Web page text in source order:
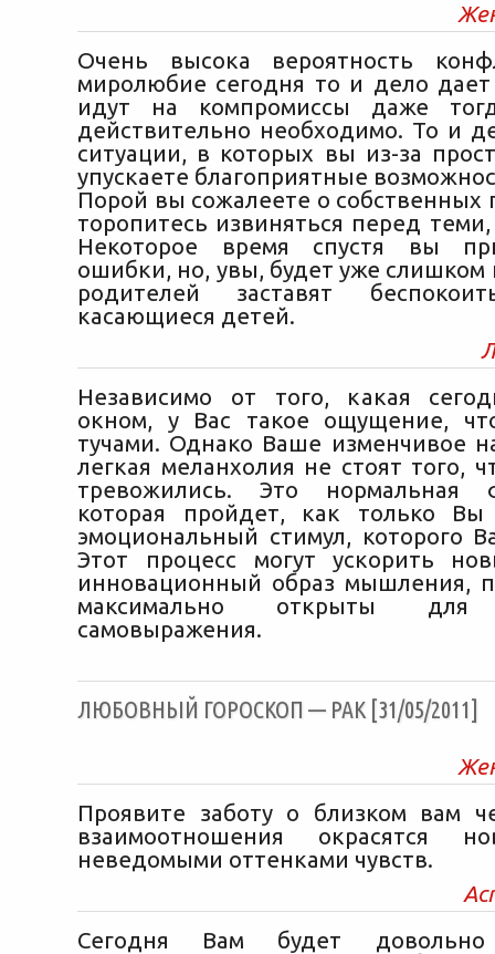
Очень высока вероятность
миролюбие сегодня то и дело
идут на компромиссы даже
действительно необходимо. То и
ситуации, в которых вы из-за
упускаете благоприятные
Порой вы сожалеете о собственных
торопитесь извиняться перед
Некоторое время спустя вы
ошибки, но, увы, будет уже слишком
родителей заставят
касающиеся детей.
Независимо от того, какая
окном, у Вас такое ощущение,
тучами. Однако Ваше изменчивое
легкая меланхолия не стоят того,
тревожились. Это нормальная
которая пройдет, как только
эмоциональный стимул, которого
Этот процесс могут ускорить
инновационный образ мышления,
максимально открыты для
самовыражения.
ЛЮБОВНЫЙ ГОРОСКОП — РАК [31/05/2011]
Проявите заботу о близком вам
взаимоотношения окрасятся
неведомыми оттенками чувств.
Сегодня Вам будет